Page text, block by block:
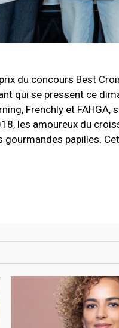
du concours Best
qui se pressent ce
Frenchly et
les amoureux du
papilles.